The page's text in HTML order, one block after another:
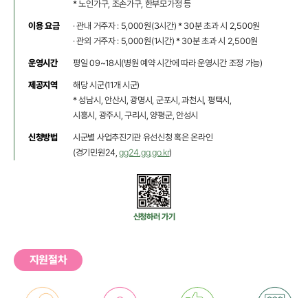
* 노인가구, 조손가구, 한부모가정 등
이용 요금
· 관내 거주자 : 5,000원(3시간) * 30분 초과 시 2,500원
· 관외 거주자 : 5,000원(1시간) * 30분 초과 시 2,500원
운영시간 평일 09~18시(병원 예약 시간에 따라 운영시간 조정 가능)
제공지역
해당 시군(11개 시군)
* 성남시, 안산시, 광명시, 군포시, 과천시, 평택시,
시흥시, 광주시, 구리시, 양평군, 안성시
신청방법
시군별 사업추진기관 유선신청 혹은 온라인
(경기민원24,gg24.gg.go.kr)
신청하러 가기
지원절차